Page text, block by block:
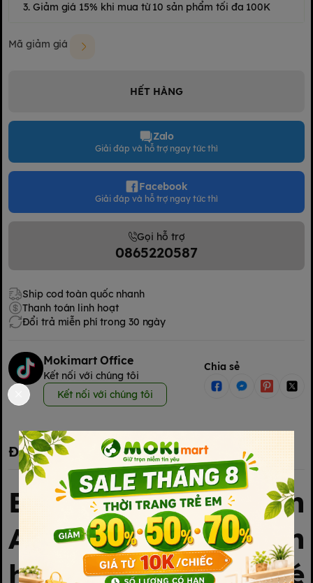
3. Giảm giá 15% khi mua từ 10 sản phẩm tối đa 100K
Mã giảm giá
HẾT HÀNG
Zalo
Giải đáp và hỗ trợ ngay tức thì
Facebook
Giải đáp và hỗ trợ ngay tức thì
Gọi hỗ trợ
0865220587
Ship cod toàn quốc nhanh
Thanh toán linh hoạt
Đổi trả miễn phí trong 30 ngày
Mokimart Office
Kết nối với chúng tôi
Kết nối với chúng tôi
Chia sẻ
Đặc điểm nổi bật
Bột nêm ăn dặm
Anpaso vị nấm
hương 60g cho bé